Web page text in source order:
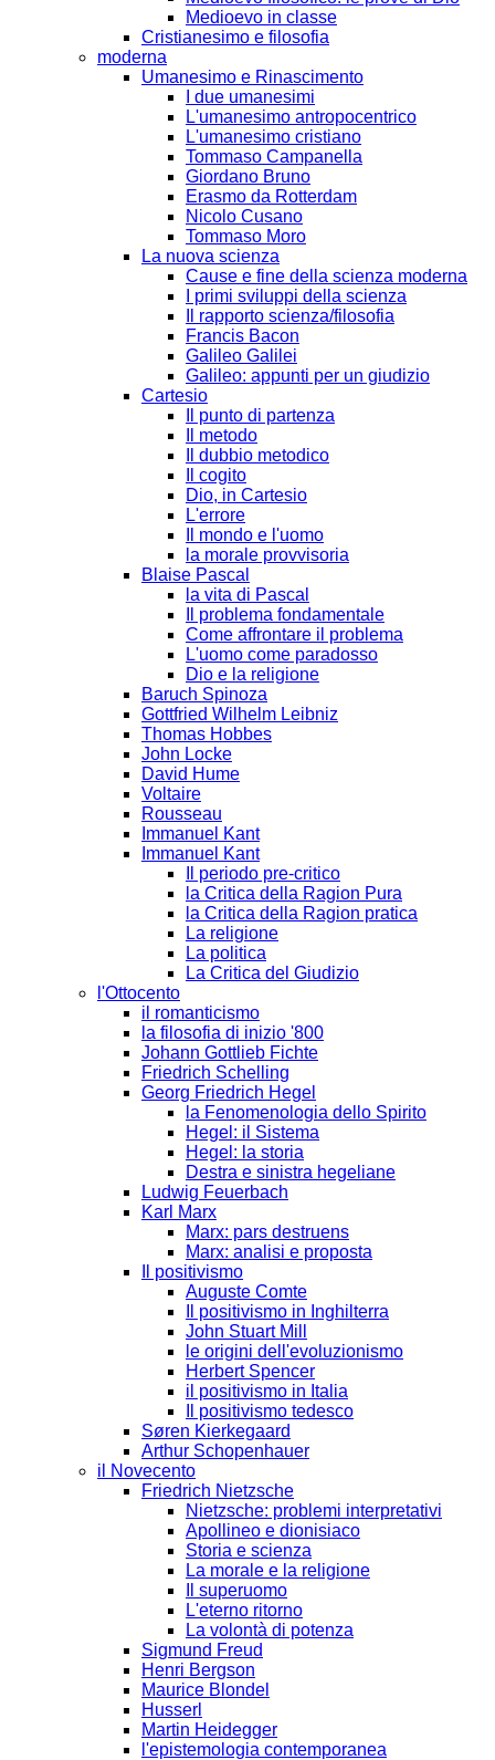
Medioevo in classe
Cristianesimo e filosofia
moderna
Umanesimo e Rinascimento
I due umanesimi
L'umanesimo antropocentrico
L'umanesimo cristiano
Tommaso Campanella
Giordano Bruno
Erasmo da Rotterdam
Nicolo Cusano
Tommaso Moro
La nuova scienza
Cause e fine della scienza moderna
I primi sviluppi della scienza
Il rapporto scienza/filosofia
Francis Bacon
Galileo Galilei
Galileo: appunti per un giudizio
Cartesio
Il punto di partenza
Il metodo
Il dubbio metodico
Il cogito
Dio, in Cartesio
L'errore
Il mondo e l'uomo
la morale provvisoria
Blaise Pascal
la vita di Pascal
Il problema fondamentale
Come affrontare il problema
L'uomo come paradosso
Dio e la religione
Baruch Spinoza
Gottfried Wilhelm Leibniz
Thomas Hobbes
John Locke
David Hume
Voltaire
Rousseau
Immanuel Kant
Immanuel Kant
Il periodo pre-critico
la Critica della Ragion Pura
la Critica della Ragion pratica
La religione
La politica
La Critica del Giudizio
l'Ottocento
il romanticismo
la filosofia di inizio '800
Johann Gottlieb Fichte
Friedrich Schelling
Georg Friedrich Hegel
la Fenomenologia dello Spirito
Hegel: il Sistema
Hegel: la storia
Destra e sinistra hegeliane
Ludwig Feuerbach
Karl Marx
Marx: pars destruens
Marx: analisi e proposta
Il positivismo
Auguste Comte
Il positivismo in Inghilterra
John Stuart Mill
le origini dell'evoluzionismo
Herbert Spencer
il positivismo in Italia
Il positivismo tedesco
Søren Kierkegaard
Arthur Schopenhauer
il Novecento
Friedrich Nietzsche
Nietzsche: problemi interpretativi
Apollineo e dionisiaco
Storia e scienza
La morale e la religione
Il superuomo
L'eterno ritorno
La volontà di potenza
Sigmund Freud
Henri Bergson
Maurice Blondel
Husserl
Martin Heidegger
l'epistemologia contemporanea